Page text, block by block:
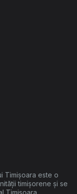
Timișoara este o
timișorene și se
Timișoara.